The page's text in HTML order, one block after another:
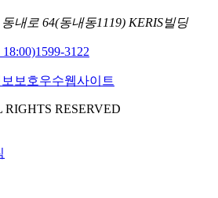
내로 64(동내동1119) KERIS빌딩
1599-3122
RESERVED